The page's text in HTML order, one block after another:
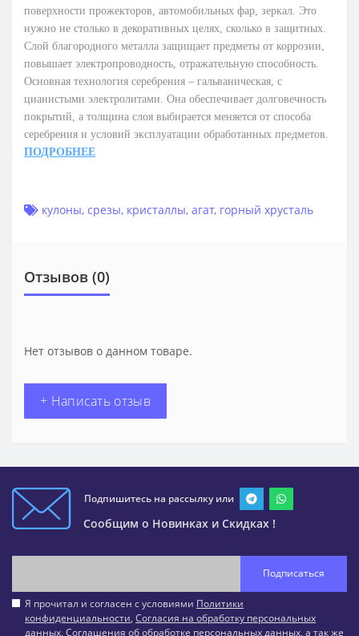
поверхности прожекторов, автомобильных фар, зеркал. Это
нужно не столько в декоративных целях, сколько в защитных.
Слой благородного металла защищает предметы от коррозии,
повышает электропроводность, отражательную способность.
Основная технология серебрения – гальваническая, с
цианистыми электролитами. Она обеспечивает долговечность
покрытий, а толщина слоя выбирается меняется от способа
серебрения и условий эксплуатации обработанных предметов.
ПОДРОБНЕЕ
кулоны, срезы, кристаллы, агат, горный хрусталь
Отзывов (0)
Нет отзывов о данном товаре.
+ Написать отзыв
Подпишитесь на рассылку или
Сообщим о Новинках и Скидках !
Подписаться
Я прочитал и согласен с условиями Политики
конфиденциальности, Согласия на обработку персональных
данных, Соглашения об обработке персональных данных, а так же